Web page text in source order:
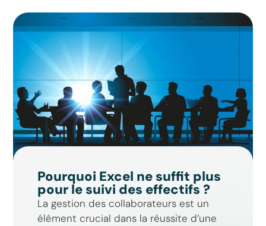
Pourquoi Excel ne suffit plus
pour le suivi des effectifs ?
La gestion des collaborateurs est un
élément crucial dans la réussite d’une